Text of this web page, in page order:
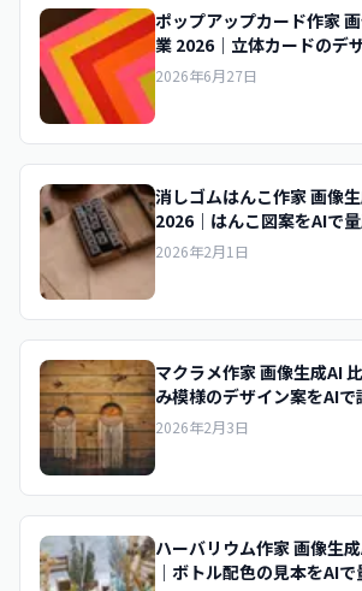
ポップアップカード作家
業 2026｜立体カードのデ
し受注
2026年6月27日
消しゴムはんこ作家 画像
2026｜はんこ図案をAIで
効率化
2026年2月1日
マクラメ作家 画像生成AI
み模様のデザイン案をAI
2026年2月3日
ハーバリウム作家 画像生
｜ボトル配色の見本をAI